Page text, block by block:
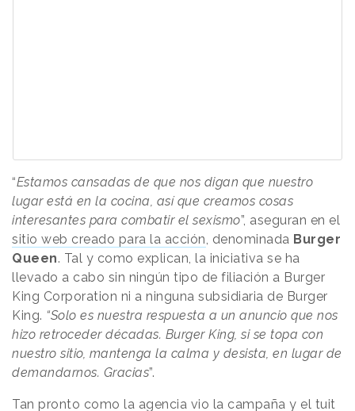
“Estamos cansadas ​​de que nos digan que nuestro
lugar está en la cocina, así que creamos cosas
interesantes para combatir el sexismo”, aseguran en el
sitio web creado para la acción, denominada Burger
Queen. Tal y como explican, la iniciativa se ha
llevado a cabo sin ningún tipo de filiación a Burger
King Corporation ni a ninguna subsidiaria de Burger
King. “Solo es nuestra respuesta a un anuncio que nos
hizo retroceder décadas. Burger King, si se topa con
nuestro sitio, mantenga la calma y desista, en lugar de
demandarnos. Gracias”.
Tan pronto como la agencia vio la campaña y el tuit